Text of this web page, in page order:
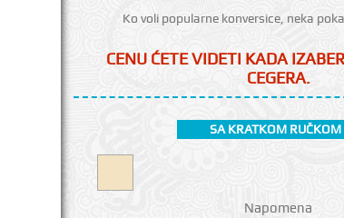
Ko voli popularne konversice, neka
CENU ĆETE VIDETI KADA
CEGERA.
SA KRATKOM RUČKOM
Napomena